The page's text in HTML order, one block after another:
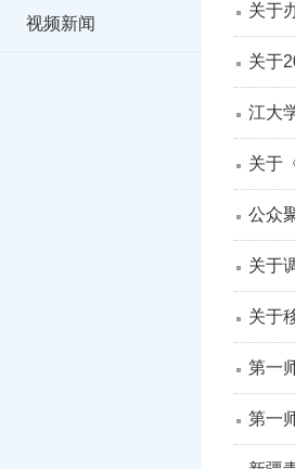
视频新闻
关于
关于
江大
关于
公众
关于
关于
第一
第一